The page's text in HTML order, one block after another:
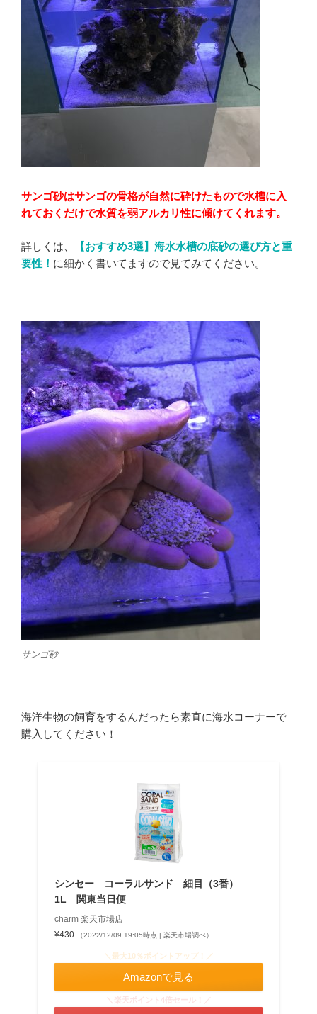
サンゴ砂はサンゴの骨格が自然に砕けたもので水槽に入
れておくだけで水質を弱アルカリ性に傾けてくれます。
詳しくは、
【おすすめ3選】海水水槽の底砂の選び方と重
要性！ に細かく書いてますので見てみてください。
サンゴ砂
海洋生物の飼育をするんだったら素直に海水コーナーで
購入してください！
シンセー コーラルサンド 細目（3番）
1L 関東当日便
charm 楽天市場店
¥430
（2022/12/09 19:05時点 | 楽天市場調べ）
＼最大10％ポイントアップ！／
Amazonで見る
＼楽天ポイント4倍セール！／